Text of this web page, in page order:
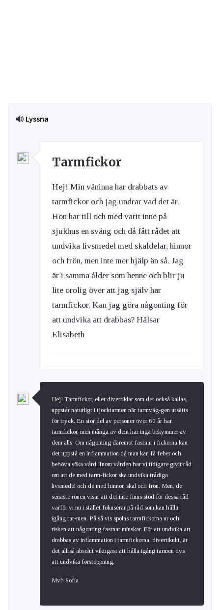
Lyssna
Tarmfickor
Hej! Min väninna har drabbats av
tarmfickor och jag undrar vad det är.
Hon har till och med varit inne på
sjukhus en sväng och då fått rådet att
undvika livsmedel med skaldelar, hinnor
och frön, men inte mer hjälp än så. Jag
är i samma ålder som henne och blir ju
lite orolig över att jag själv har
tarmfickor. Kan jag göra någonting för
att undvika att drabbas? Hälsar
Elisabeth
Hej! Tarmfickor, eller divertiklar som det också kallas,
uppstår naturligt i tjocktarmen när tarmväg-gen utsätts
för tryck. En stor del av personer över 60 år har
tarmfickor, men många av dem har inga bekymmer av
dem alls. Om någonting däremot fastnar i fickorna kan
det uppstå en inflammation då man kan få feber och
behöva söka vård. Inom vården har vi tidigare givit råd
om att de med tarm-fickor ska undvika trådiga
livsmedel och de med hinnor, skal och frön. Men, de
senaste rönen visar att det inte finns stöd för dessa råd
varför vi nu i stället fokuserar på råd som kan hålla
igång tar-men. På så vis spolas tarmfickorna ur och
risken att någonting fastnar minskar. För att undvika att
drabbas av inflammation i tarmfickorna, divertikulit, är
det alltså absolut viktigast att hålla igång tarmen dvs
att undvika förstoppning.
Mvh Sofia